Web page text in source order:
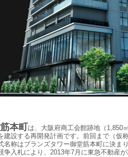
本町
は、大阪府商工会館跡地（1,850
建設する再開発計画です。前回まで （仮
名称はブランズタワー御堂筋本町に決ま
入札により、2013年7月に東急不動産が